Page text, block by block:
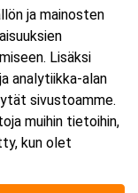
ja mainosten
Lisäksi
analytiikka-alan
sivustoamme.
muihin tietoihin,
kun olet